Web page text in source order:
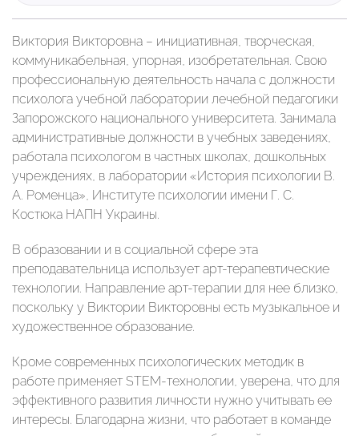
Виктория Викторовна – инициативная, творческая,
коммуникабельная, упорная, изобретательная. Свою
профессиональную деятельность начала с должности
психолога учебной лаборатории лечебной педагогики
Запорожского национального университета. Занимала
административные должности в учебных заведениях,
работала психологом в частных школах, дошкольных
учреждениях, в лаборатории «История психологии В.
А. Роменца», Институте психологии имени Г. С.
Костюка НАПН Украины.
В образовании и в социальной сфере эта
преподавательница использует арт-терапевтические
технологии. Направление арт-терапии для нее близко,
поскольку у Виктории Викторовны есть музыкальное и
художественное образование.
Кроме современных психологических методик в
работе применяет STEM-технологии, уверена, что для
эффективного развития личности нужно учитывать ее
интересы. Благодарна жизни, что работает в команде